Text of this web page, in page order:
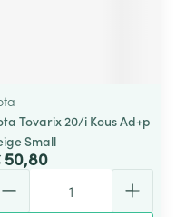
Tovarix 20/i Kous Ad+p
Small